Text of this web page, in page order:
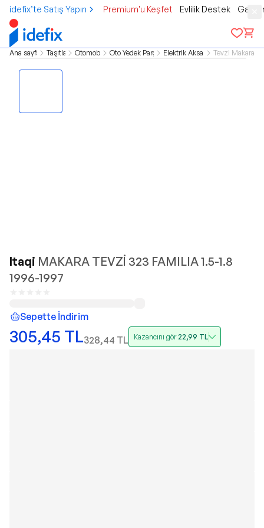
idefix’te Satış Yapın Premium'u Keşfet Evlilik Destek
Ana sayfa Taşıtlar Otomobil Oto Yedek Parça Elektrik Aksam Tevzi Makarası
Itaqi MAKARA TEVZİ 323 FAMILIA 1.5-1.8
1996-1997
Sepette İndirim
305,45 TL328,44 TL Kazancını gör22,99 TL